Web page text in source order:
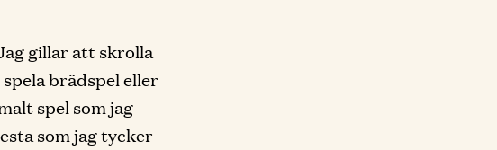
gillar att skrolla
brädspel eller
spel som jag
som jag tycker